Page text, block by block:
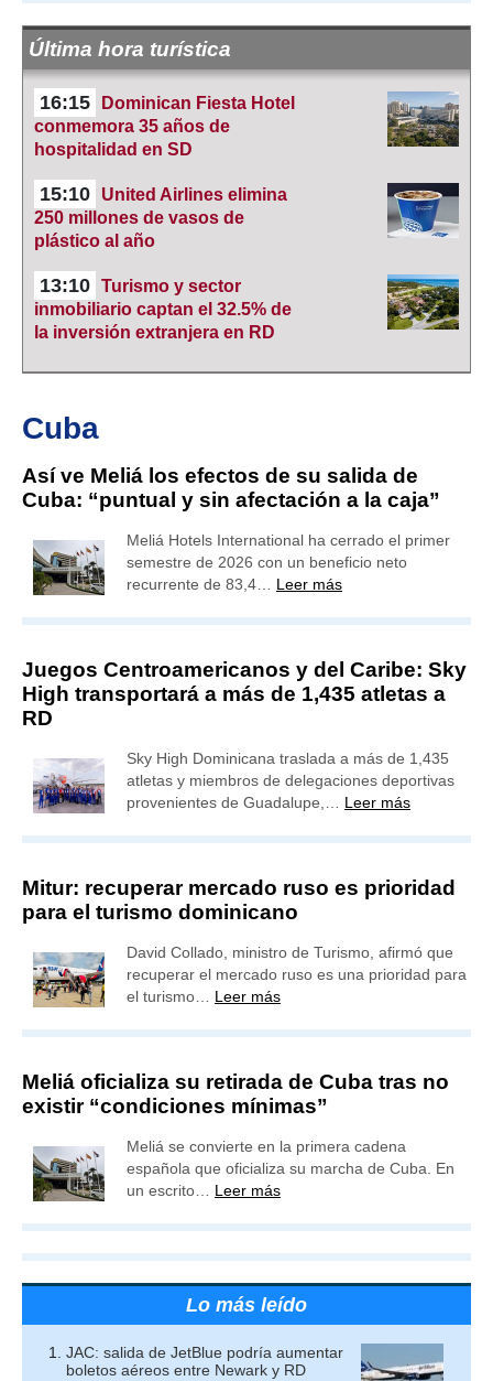
Última hora turística
16:15
Dominican Fiesta Hotel
conmemora 35 años de
hospitalidad en SD
15:10
United Airlines elimina
250 millones de vasos de
plástico al año
13:10 Turismo y sector
inmobiliario captan el 32.5% de
la inversión extranjera en RD
Cuba
Así ve Meliá los efectos de su salida de
Cuba: “puntual y sin afectación a la caja”
Meliá Hotels International ha cerrado el primer
semestre de 2026 con un beneficio neto
recurrente de 83,4… Leer más
Juegos Centroamericanos y del Caribe: Sky
High transportará a más de 1,435 atletas a
RD
Sky High Dominicana traslada a más de 1,435
atletas y miembros de delegaciones deportivas
provenientes de Guadalupe,… Leer más
Mitur: recuperar mercado ruso es prioridad
para el turismo dominicano
David Collado, ministro de Turismo, afirmó que
recuperar el mercado ruso es una prioridad para
el turismo… Leer más
Meliá oficializa su retirada de Cuba tras no
existir “condiciones mínimas”
Meliá se convierte en la primera cadena
española que oficializa su marcha de Cuba. En
un escrito… Leer más
Lo más leído
JAC: salida de JetBlue podría aumentar
boletos aéreos entre Newark y RD